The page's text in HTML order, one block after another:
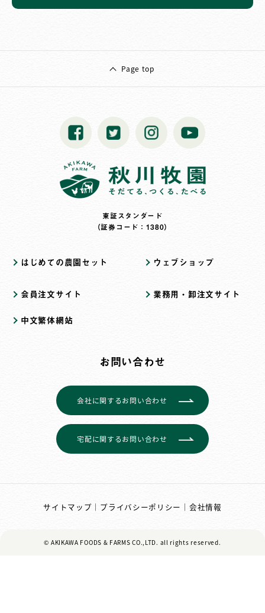
Page top
東証スタンダード
（証券コード：1380）
はじめての農園セット ウェブショップ
会員注文サイト 業務用・卸注文サイト
中文繁体網站
お問い合わせ
会社に関するお問い合わせ
宅配に関するお問い合わせ
サイトマップ ｜ プライバシーポリシー ｜ 会社情報
© AKIKAWA FOODS & FARMS CO.,LTD. all rights reserved.